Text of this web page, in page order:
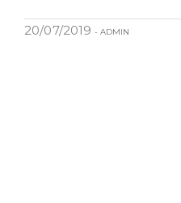
20/07/2019 - ADMIN